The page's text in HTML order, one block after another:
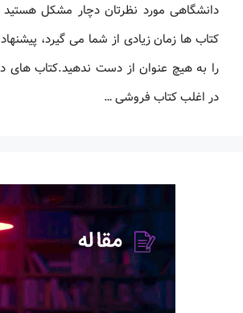
دانشگاهی مورد نظرتان دچار مشکل هستید
کتاب ها زمان زیادی از شما می گیرد،
را به هیچ عنوان از دست ندهید.کتاب های
در اغلب کتاب فروشی …